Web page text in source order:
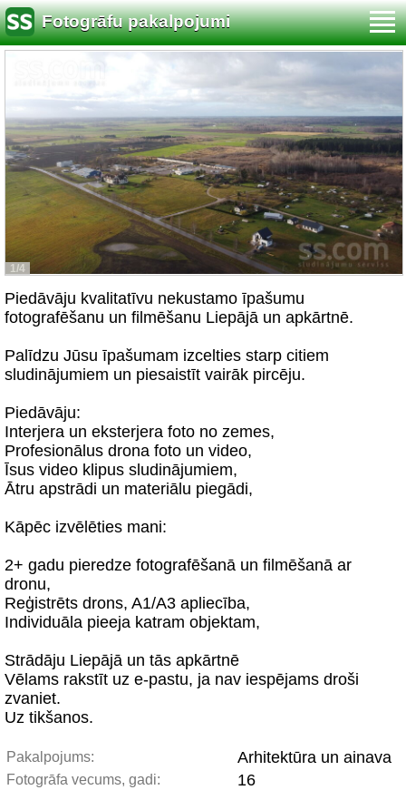
Fotogrāfu pakalpojumi
1/4
Piedāvāju kvalitatīvu nekustamo īpašumu
fotografēšanu un filmēšanu Liepājā un apkārtnē.
Palīdzu Jūsu īpašumam izcelties starp citiem
sludinājumiem un piesaistīt vairāk pircēju.
Piedāvāju:
Interjera un eksterjera foto no zemes,
Profesionālus drona foto un video,
Īsus video klipus sludinājumiem,
Ātru apstrādi un materiālu piegādi,
Kāpēc izvēlēties mani:
2+ gadu pieredze fotografēšanā un filmēšanā ar
dronu,
Reģistrēts drons, A1/A3 apliecība,
Individuāla pieeja katram objektam,
Strādāju Liepājā un tās apkārtnē
Vēlams rakstīt uz e-pastu, ja nav iespējams droši
zvaniet.
Uz tikšanos.
Pakalpojums: Arhitektūra un ainava
Fotogrāfa vecums, gadi: 16